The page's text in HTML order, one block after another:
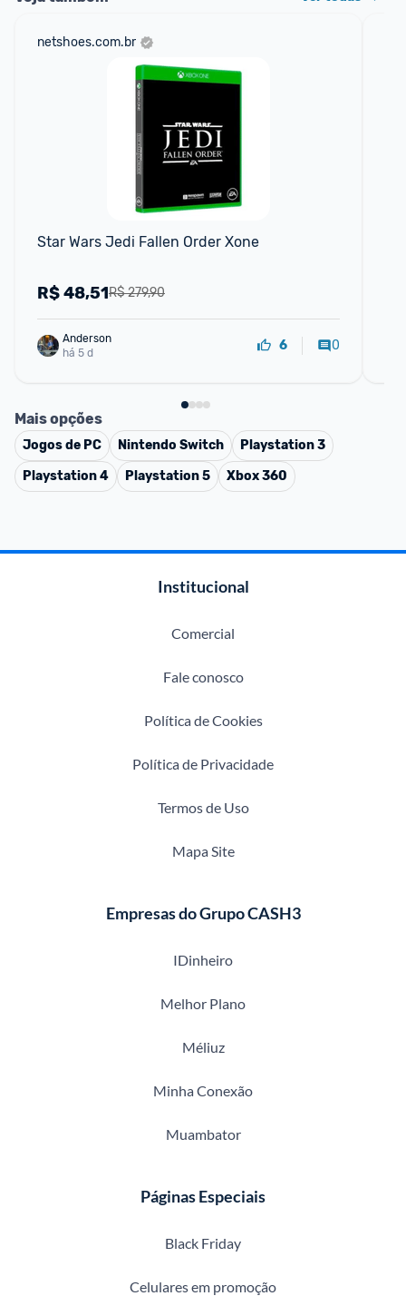
netshoes.com.br
Star Wars Jedi Fallen Order Xone
R$ 279,90
R$48,51
Anderson
há 5 d
6 0
Mais opções
Jogos de PC Nintendo Switch
Playstation 3
Playstation 4
Playstation 5 Xbox 360
Institucional
Comercial
Fale conosco
Política de Cookies
Política de Privacidade
Termos de Uso
Mapa Site
Empresas do Grupo CASH3
IDinheiro
Melhor Plano
Méliuz
Minha Conexão
Muambator
Páginas Especiais
Black Friday
Celulares em promoção